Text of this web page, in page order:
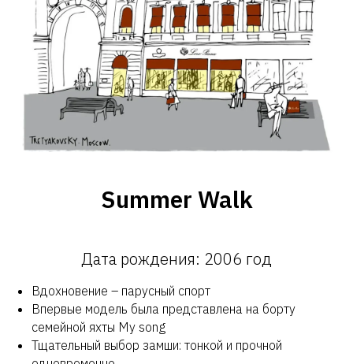
Summer Walk
Дата рождения: 2006 год
Вдохновение – парусный спорт
Впервые модель была представлена на борту
семейной яхты My song
Тщательный выбор замши: тонкой и прочной